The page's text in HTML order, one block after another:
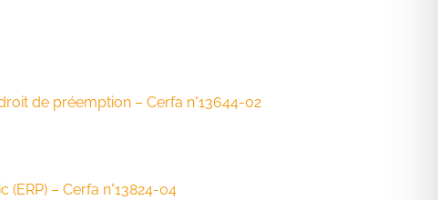
de préemption – Cerfa n°13644-02
– Cerfa n°13824-04